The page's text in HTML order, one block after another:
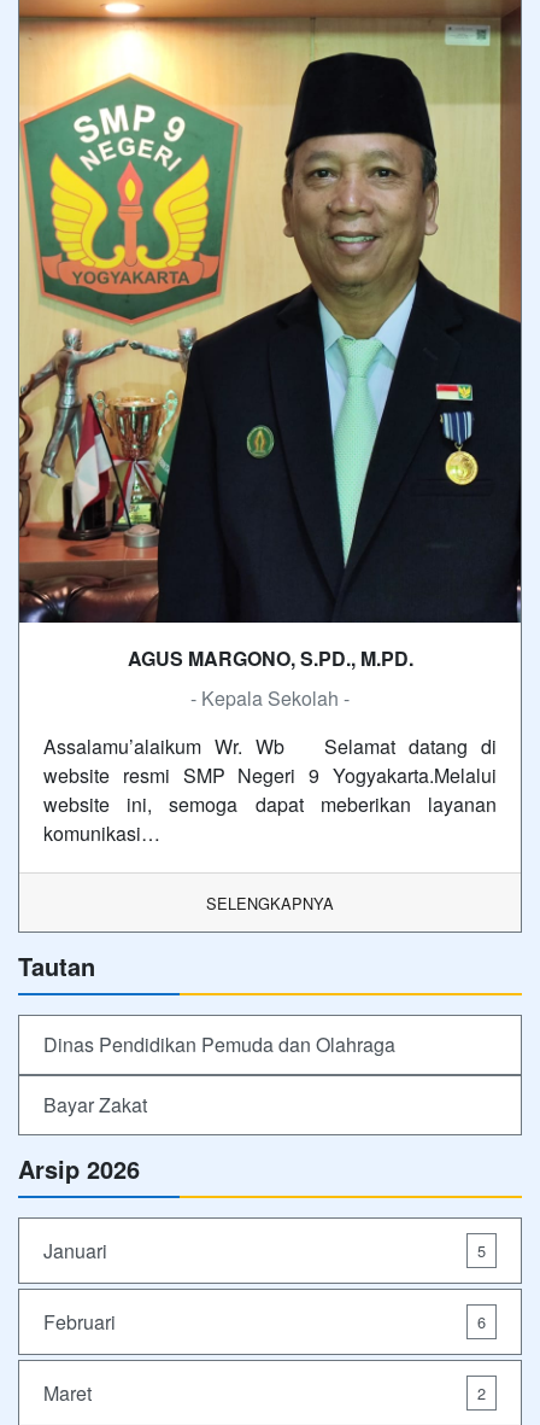
AGUS MARGONO, S.PD., M.PD.
- Kepala Sekolah -
Assalamu’alaikum Wr. Wb Selamat datang di
website resmi SMP Negeri 9 Yogyakarta.Melalui
website ini, semoga dapat meberikan layanan
komunikasi…
SELENGKAPNYA
Tautan
Dinas Pendidikan Pemuda dan Olahraga
Bayar Zakat
Arsip 2026
Januari 5
Februari 6
Maret 2